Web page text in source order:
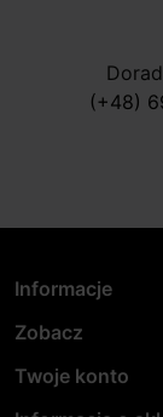
(+48)
Informacje
Zobacz
Twoje konto